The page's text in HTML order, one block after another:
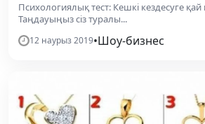
Психологиялық тест: Кешкі кездесуге қай
Таңдауыңыз сіз туралы...
12 наурыз 2019•Шоу-бизнес